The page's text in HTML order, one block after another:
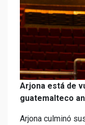
Arjona está de
guatemalteco
Arjona culminó